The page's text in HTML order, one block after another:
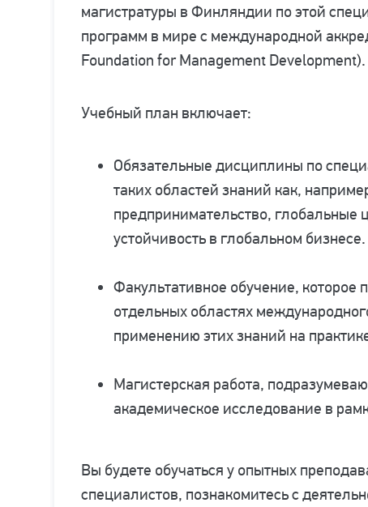
магистратуры в Финляндии по этой
программ в мире с международной
Foundation for Management Development).
Учебный план включает:
Обязательные дисциплины по
таких областей знаний как,
предпринимательство, глобальные
устойчивость в глобальном бизнесе.
Факультативное обучение, которое
отдельных областях
применению этих знаний на
Магистерская работа,
академическое исследование в
Вы будете обучаться у опытных
специалистов, познакомитесь с